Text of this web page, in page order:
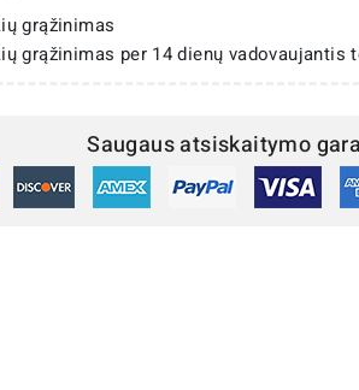
grąžinimas
grąžinimas per 14 dienų vadovaujantis
Saugaus atsiskaitymo